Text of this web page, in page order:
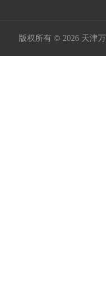
版权所有 © 2026 天津